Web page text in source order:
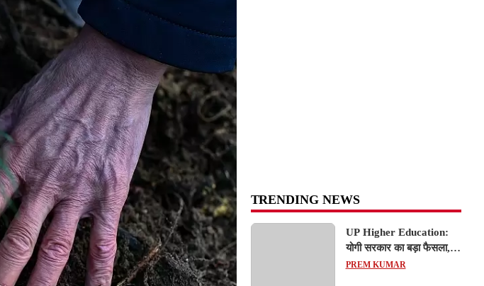
TRENDING NEWS
UP Higher Education:
योगी सरकार का बड़ा फैसला,
यूपी में 3 नए प्राइवेट
PREM KUMAR